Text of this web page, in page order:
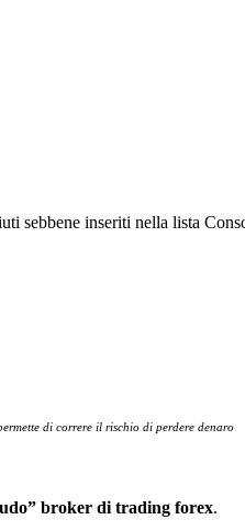
sebbene inseriti nella lista
di correre il rischio di perdere denaro
broker di trading forex.